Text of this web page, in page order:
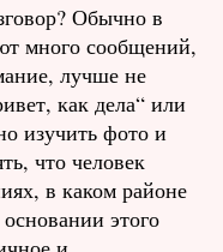
Обычно в
много сообщений,
лучше не
как дела“ или
изучить фото и
что человек
в каком районе
этого